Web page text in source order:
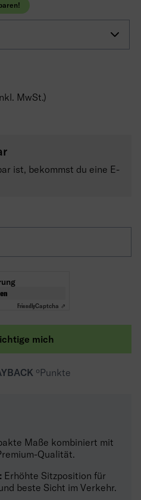
MwSt.)
ist, bekommst du eine E-
FriendlyCaptcha ⇗
mich
ºPunkte
Maße kombiniert mit
Qualität.
Erhöhte Sitzposition für
beste Sicht im Verkehr.